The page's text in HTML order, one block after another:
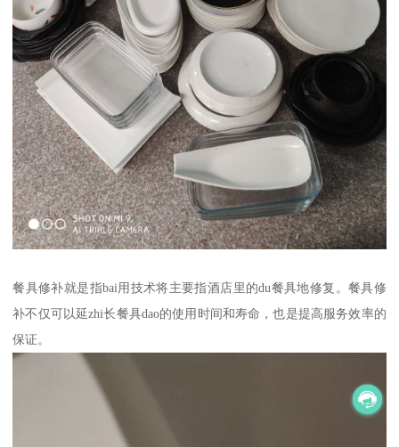
餐具修补就是指bai用技术将主要指酒店里的du餐具地修复。餐具修
补不仅可以延zhi长餐具dao的使用时间和寿命，也是提高服务效率的
保证。